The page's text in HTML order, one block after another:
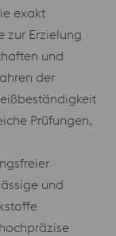
exakt
zur Erzielung
und
der
Prüfungen,
und